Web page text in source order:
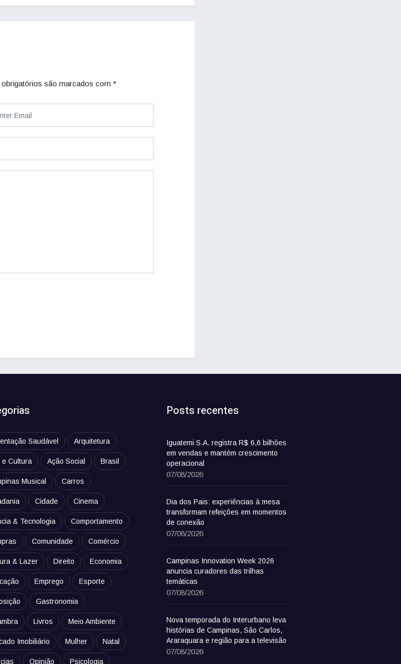
são marcados com *
Saudável Arquitetura
e Cultura Ação Social Brasil
Musical Carros
Cidade Cinema
& Tecnologia Comportamento
Comunidade Comércio
& Lazer Direito Economia
Emprego Esporte
Gastronomia
Livros Meio Ambiente
Imobiliário Mulher Natal
Opinião Psicologia
Posts recentes
Iguatemi S.A. registra R$ 6,6 bilhões
em vendas e mantém crescimento
operacional
07/08/2026
Dia dos Pais: experiências à mesa
transformam refeições em momentos
de conexão
07/08/2026
Campinas Innovation Week 2026
anuncia curadores das trilhas
temáticas
07/08/2026
Nova temporada do Interurbano leva
histórias de Campinas, São Carlos,
Araraquara e região para a televisão
07/08/2026